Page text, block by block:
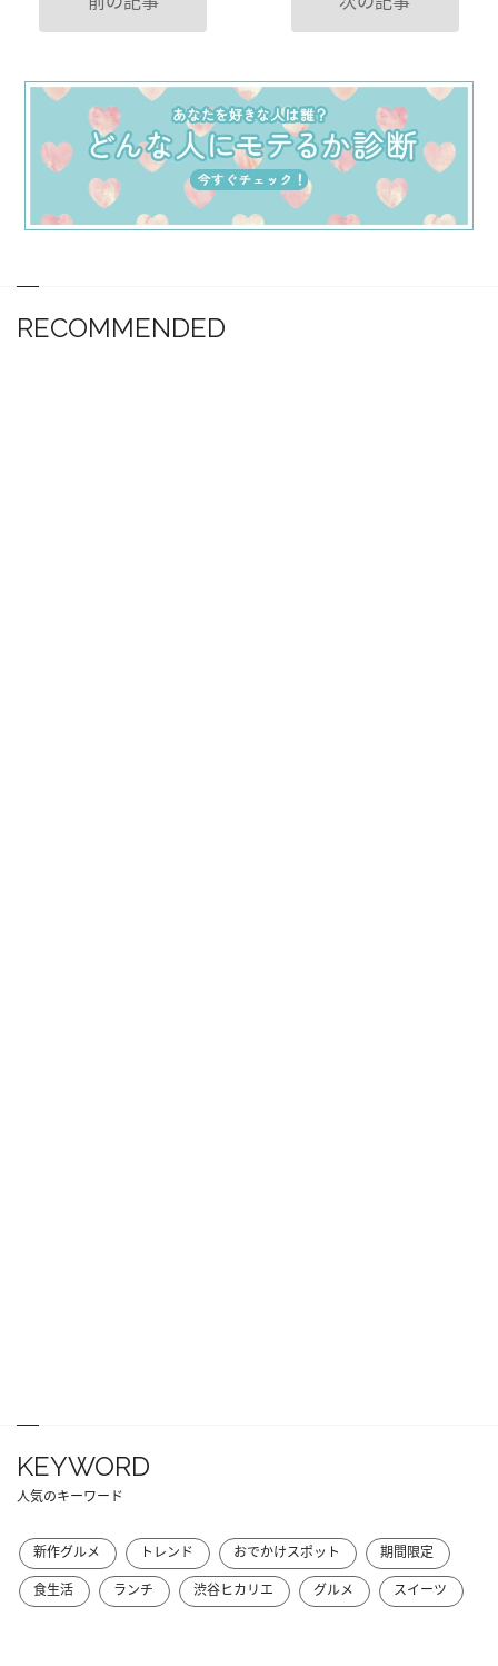
RECOMMENDED
KEYWORD
人気のキーワード
新作グルメ トレンド おでかけスポット
期間限定
食生活
ランチ 渋谷ヒカリエ グルメ スイーツ